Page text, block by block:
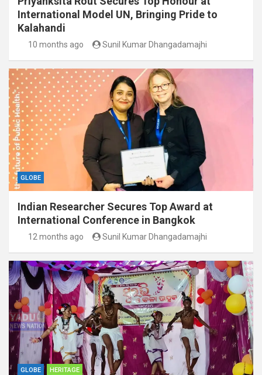
International Model UN, Bringing Pride to
Kalahandi
10 months ago Sunil Kumar Dhangadamajhi
GLOBE
Indian Researcher Secures Top Award at
International Conference in Bangkok
12 months ago Sunil Kumar Dhangadamajhi
GLOBE HERITAGE